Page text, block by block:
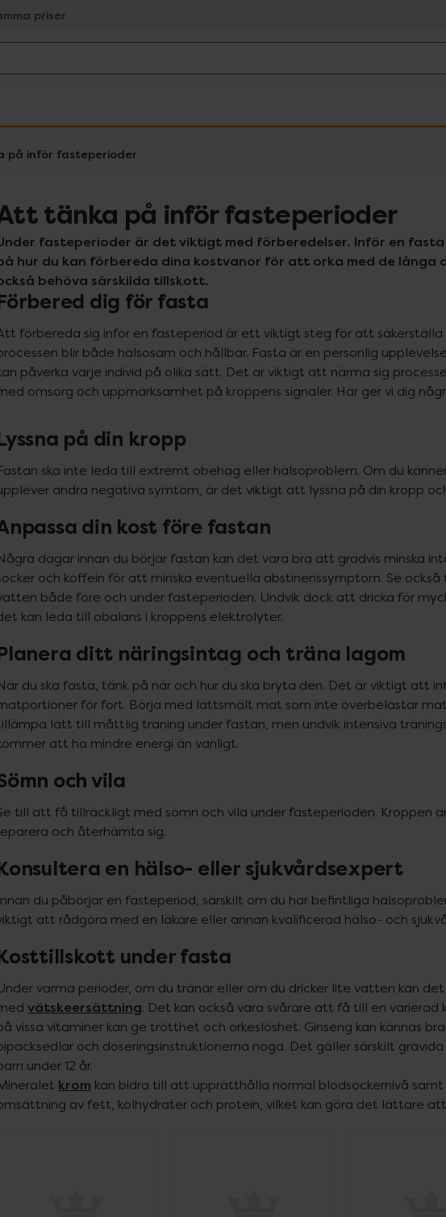
priser
på inför fasteperioder
tänka på inför fasteperioder
fasteperioder är det viktigt med förberedelser. Inför en
hur du kan förbereda dina kostvanor för att orka med de långa
behöva särskilda tillskott.
dig för fasta
förbereda sig inför en fasteperiod är ett viktigt steg för att
blir både hälsosam och hållbar. Fasta är en personlig
påverka varje individ på olika sätt. Det är viktigt att närma sig
omsorg och uppmärksamhet på kroppens signaler. Här ger vi dig
på din kropp
ska inte leda till extremt obehag eller hälsoproblem. Om du
andra negativa symtom, är det viktigt att lyssna på din kropp
din kost före fastan
dagar innan du börjar fastan kan det vara bra att gradvis minska
och koffein för att minska eventuella abstinenssymptom. Se
både före och under fasteperioden. Undvik dock att dricka för
kan leda till obalans i kroppens elektrolyter.
ditt näringsintag och träna lagom
du ska fasta, tänk på när och hur du ska bryta den. Det är viktigt att
för fort. Börja med lättsmält mat som inte överbelastar
lätt till måttlig träning under fastan, men undvik intensiva
att ha mindre energi än vanligt.
och vila
till att få tillräckligt med sömn och vila under fasteperioden. Kroppen
och återhämta sig.
en hälso- eller sjukvårdsexpert
du påbörjar en fasteperiod, särskilt om du har befintliga
att rådgöra med en läkare eller annan kvalificerad hälso- och
under fasta
varma perioder, om du tränar eller om du dricker lite vatten kan
vätskeersättning. Det kan också vara svårare att få till en varierad
vissa vitaminer kan ge trötthet och orkeslöshet. Ginseng kan kännas
och doseringsinstruktionerna noga. Det gäller särskilt
under 12 år.
krom kan bidra till att upprätthålla normal blodsockernivå
av fett, kolhydrater och protein, vilket kan göra det lättare